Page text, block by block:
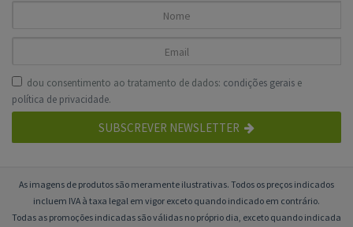
dou consentimento ao tratamento de dados: condições gerais e
política de privacidade.
SUBSCREVER NEWSLETTER
As imagens de produtos são meramente ilustrativas. Todos os preços indicados
incluem IVA à taxa legal em vigor exceto quando indicado em contrário.
Todas as promoções indicadas são válidas no próprio dia, exceto quando indicada